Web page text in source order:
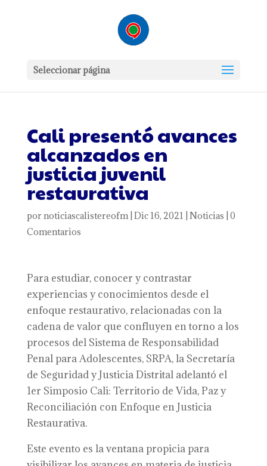
Seleccionar página
Cali presentó avances
alcanzados en
justicia juvenil
restaurativa
por noticiascalistereofm| Dic 16, 2021 Noticias 0
Comentarios
Para estudiar, conocer y contrastar
experiencias y conocimientos desde el
enfoque restaurativo, relacionadas con la
cadena de valor que confluyen en torno a los
procesos del Sistema de Responsabilidad
Penal para Adolescentes, SRPA, la Secretaría
de Seguridad y Justicia Distrital adelantó el
1er Simposio Cali: Territorio de Vida, Paz y
Reconciliación con Enfoque en Justicia
Restaurativa.
Este evento es la ventana propicia para